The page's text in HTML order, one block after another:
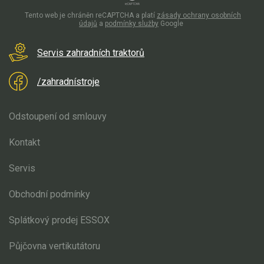
Štípačka na dřevo
VARI
VARI malotraktory
Sněhové frézy
Vertikutátory
Kultivátory
Nůžky na živý plot
Vysavače a foukače
Servis zahradních traktorů
/zahradnístroje
Odstoupení od smlouvy
Kontakt
Servis
Obchodní podmínky
Splátkový prodej ESSOX
Půjčovna vertikutátoru
Tento web je chráněn reCAPTCHA a platí zásady ochrany osobních
údajů a podmínky služby Google